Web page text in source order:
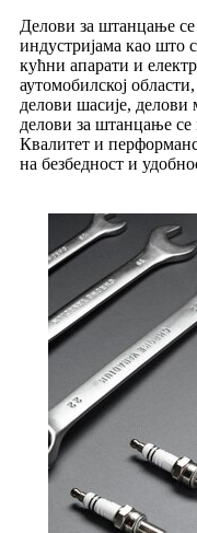
Делови за штанцање
индустријама као што
кућни апарати и
аутомобилској
делови шасије,
делови за штанцање
Квалитет и
на безбедност и